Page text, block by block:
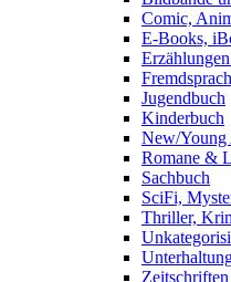
Comic,
E-Books,
Jugendbuch
Kinderbuch
New/Young
Romane &
Sachbuch
SciFi,
Thriller,